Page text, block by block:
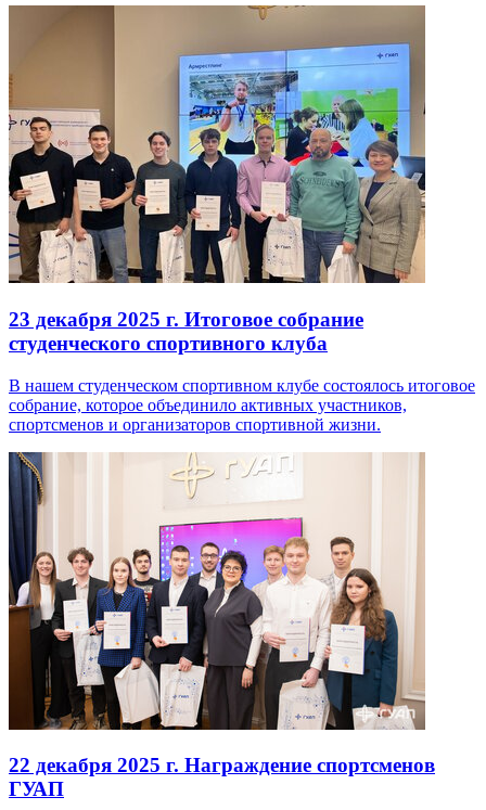
23 декабря 2025 г. Итоговое собрание
студенческого спортивного клуба
В нашем студенческом спортивном клубе состоялось итоговое
собрание, которое объединило активных участников,
спортсменов и организаторов спортивной жизни.
22 декабря 2025 г. Награждение спортсменов
ГУАП